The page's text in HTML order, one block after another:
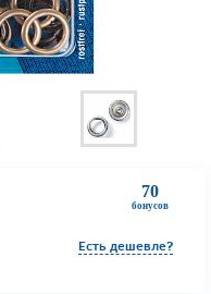
70
бонусов
Есть дешевле?